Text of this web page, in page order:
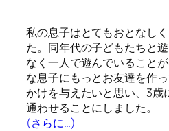
私の息子はとてもおとなし
た。同年代の子どもたちと
なく一人で遊んでいること
な息子にもっとお友達を作
かけを与えたいと思い、3歳
通わせることにしました。
(さらに…)